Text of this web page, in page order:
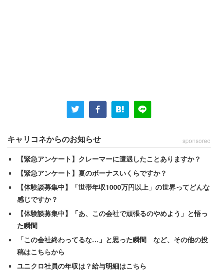
キャリコネからのお知らせ sponsored
【緊急アンケート】クレーマーに遭遇したことありますか？
【緊急アンケート】夏のボーナスいくらですか？
【体験談募集中】「世帯年収1000万円以上」の世界ってどんな
感じですか？
【体験談募集中】「あ、この会社で頑張るのやめよう」と悟っ
た瞬間
「この会社終わってるな…」と思った瞬間 など、その他の投
稿はこちらから
ユニクロ社員の年収は？給与明細はこちら